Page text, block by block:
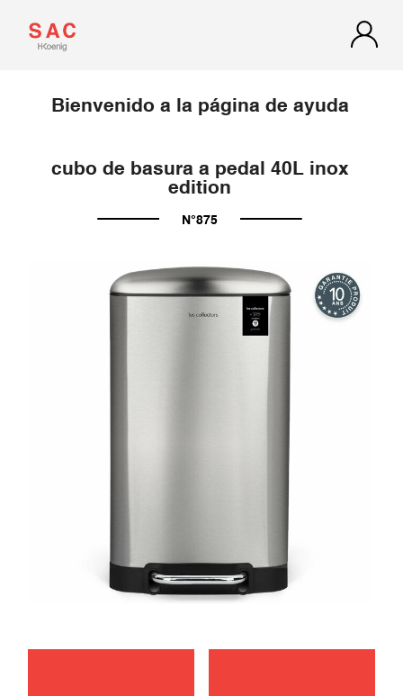
Bienvenido a la página de ayuda
cubo de basura a pedal 40L inox
edition
N°875